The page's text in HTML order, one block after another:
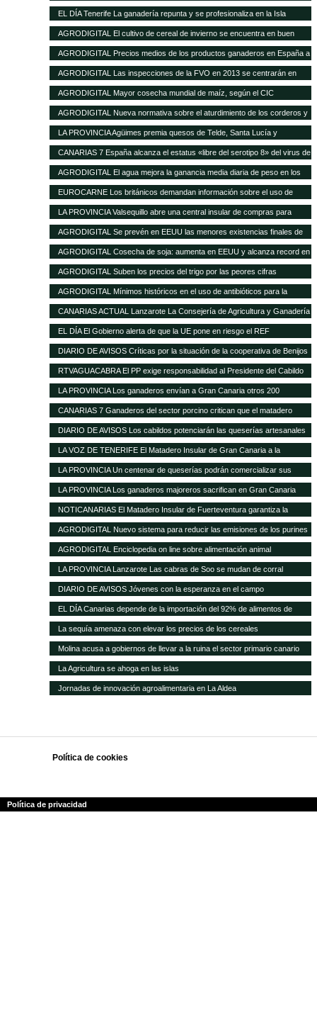
quesería
EL DÍA Tenerife La ganadería repunta y se profesionaliza en la Isla
AGRODIGITAL El cultivo de cereal de invierno se encuentra en buen
estado a pesar de las menores precipitaciones caídas
AGRODIGITAL Precios medios de los productos ganaderos en España a
16 de enero de 2013
AGRODIGITAL Las inspecciones de la FVO en 2013 se centrarán en
seguridad alimentaria y bienestar en el transporte
AGRODIGITAL Mayor cosecha mundial de maíz, según el CIC
AGRODIGITAL Nueva normativa sobre el aturdimiento de los corderos y
cabritos
LA PROVINCIA Agüimes premia quesos de Telde, Santa Lucía y
Valsequillo en la cata insular
CANARIAS 7 España alcanza el estatus «libre del serotipo 8» del virus de
la lengua azul
AGRODIGITAL El agua mejora la ganancia media diaria de peso en los
terneros
EUROCARNE Los británicos demandan información sobre el uso de
transgénicos en la alimentación animal
LA PROVINCIA Valsequillo abre una central insular de compras para
abaratar productos agrícolas
AGRODIGITAL Se prevén en EEUU las menores existencias finales de
maíz de los últimos 17 años
AGRODIGITAL Cosecha de soja: aumenta en EEUU y alcanza record en
Brasil
AGRODIGITAL Suben los precios del trigo por las peores cifras
publicadas por el USDA
AGRODIGITAL Mínimos históricos en el uso de antibióticos para la
ganadería en Holanda
CANARIAS ACTUAL Lanzarote La Consejería de Agricultura y Ganadería
del Cabildo tramitará las subvenciones de 2013 del Gobierno regional
destinadas al sector agrícola y ganadero de la isla
EL DÍA El Gobierno alerta de que la UE pone en riesgo el REF
DIARIO DE AVISOS Críticas por la situación de la cooperativa de Benijos
RTVAGUACABRA El PP exige responsabilidad al Presidente del Cabildo
ante la nefasta gestión del Matadero Insular
LA PROVINCIA Los ganaderos envían a Gran Canaria otros 200
cochinos para sacrificar
CANARIAS 7 Ganaderos del sector porcino critican que el matadero
insular funcione solo al 50%
DIARIO DE AVISOS Los cabildos potenciarán las queserías artesanales
como elemento característico del medio rural
LA VOZ DE TENERIFE El Matadero Insular de Gran Canaria a la
vanguardia de todo el Archipiélago con más de 894.346 animales
registrados durante el transcurso de 2012
LA PROVINCIA Un centenar de queserías podrán comercializar sus
productos en la Península
LA PROVINCIA Los ganaderos majoreros sacrifican en Gran Canaria
1.500 cochinos
NOTICANARIAS El Matadero Insular de Fuerteventura garantiza la
prestación regular de sus servicios para el ganado porcino
AGRODIGITAL Nuevo sistema para reducir las emisiones de los purines
AGRODIGITAL Enciclopedia on line sobre alimentación animal
LA PROVINCIA Lanzarote Las cabras de Soo se mudan de corral
DIARIO DE AVISOS Jóvenes con la esperanza en el campo
EL DÍA Canarias depende de la importación del 92% de alimentos de
consumo básico
La sequía amenaza con elevar los precios de los cereales
Molina acusa a gobiernos de llevar a la ruina el sector primario canario
La Agricultura se ahoga en las islas
Jornadas de innovación agroalimentaria en La Aldea
Política de cookies
Polí­tica de privacidad